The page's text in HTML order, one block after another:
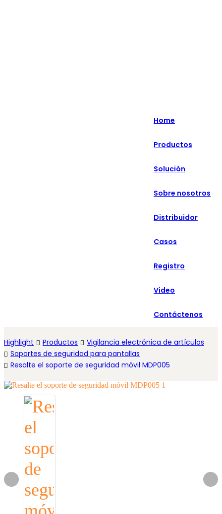
русский
Español
Home
Productos
Solución
Sobre nosotros
Distribuidor
Casos
Registro
Video
Contáctenos
Highlight Productos
Vigilancia electrónica de artículos
Soportes de seguridad para pantallas
Resalte el soporte de seguridad móvil MDP005